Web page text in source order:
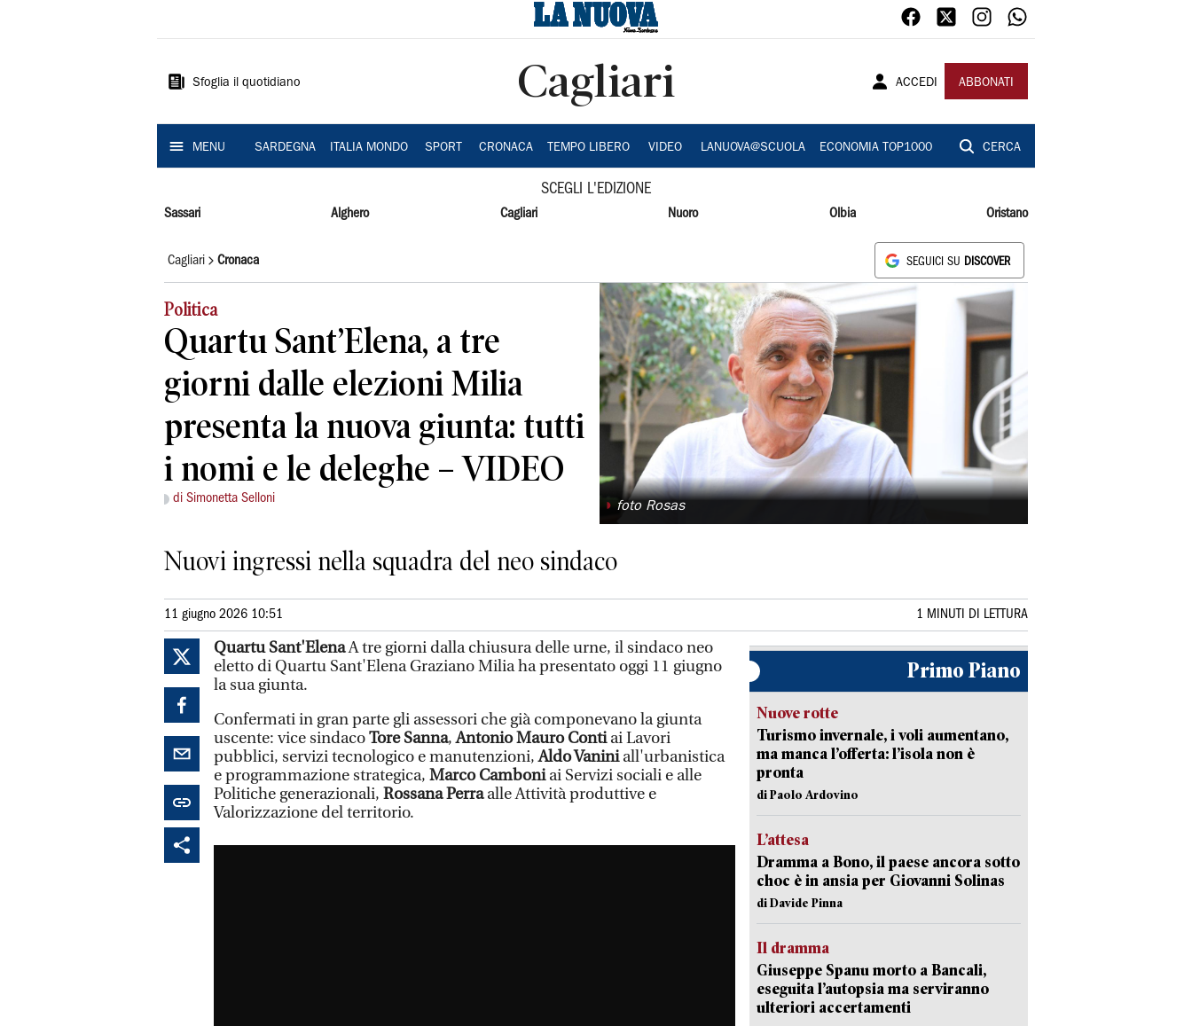
Sardegna
Sfoglia il quotidiano Cagliari ACCEDI ABBONATI
MENU SARDEGNA ITALIA MONDO SPORT CRONACA TEMPO LIBERO VIDEO LANUOVA@SCUOLA ECONOMIA TOP1000 CERCA
SCEGLI L'EDIZIONE
Sassari Alghero Cagliari Nuoro Olbia Oristano
Cagliari Cronaca SEGUICI SU DISCOVER
Politica
Quartu Sant’Elena, a tre
giorni dalle elezioni Milia
presenta la nuova giunta: tutti
i nomi e le deleghe – VIDEO
di Simonetta Selloni
◗ foto Rosas
Nuovi ingressi nella squadra del neo sindaco
11 giugno 2026 10:51 1 MINUTI DI LETTURA
Quartu Sant'ElenaA tre giorni dalla chiusura delle urne, il sindaco neo
eletto di Quartu Sant'Elena Graziano Milia ha presentato oggi 11 giugno
la sua giunta.
Confermati in gran parte gli assessori che già componevano la giunta
uscente: vice sindacoTore Sanna,Antonio Mauro Contiai Lavori
pubblici, servizi tecnologico e manutenzioni,Aldo Vaniniall'urbanistica
e programmazione strategica, Marco Camboniai Servizi sociali e alle
Politiche generazionali, Rossana Perraalle Attività produttive e
Valorizzazione del territorio.
Primo Piano
Nuove rotte
Turismo invernale, i voli aumentano,
ma manca l’offerta: l’isola non è
pronta
di Paolo Ardovino
L’attesa
Dramma a Bono, il paese ancora sotto
choc è in ansia per Giovanni Solinas
di Davide Pinna
Il dramma
Giuseppe Spanu morto a Bancali,
eseguita l’autopsia ma serviranno
ulteriori accertamenti